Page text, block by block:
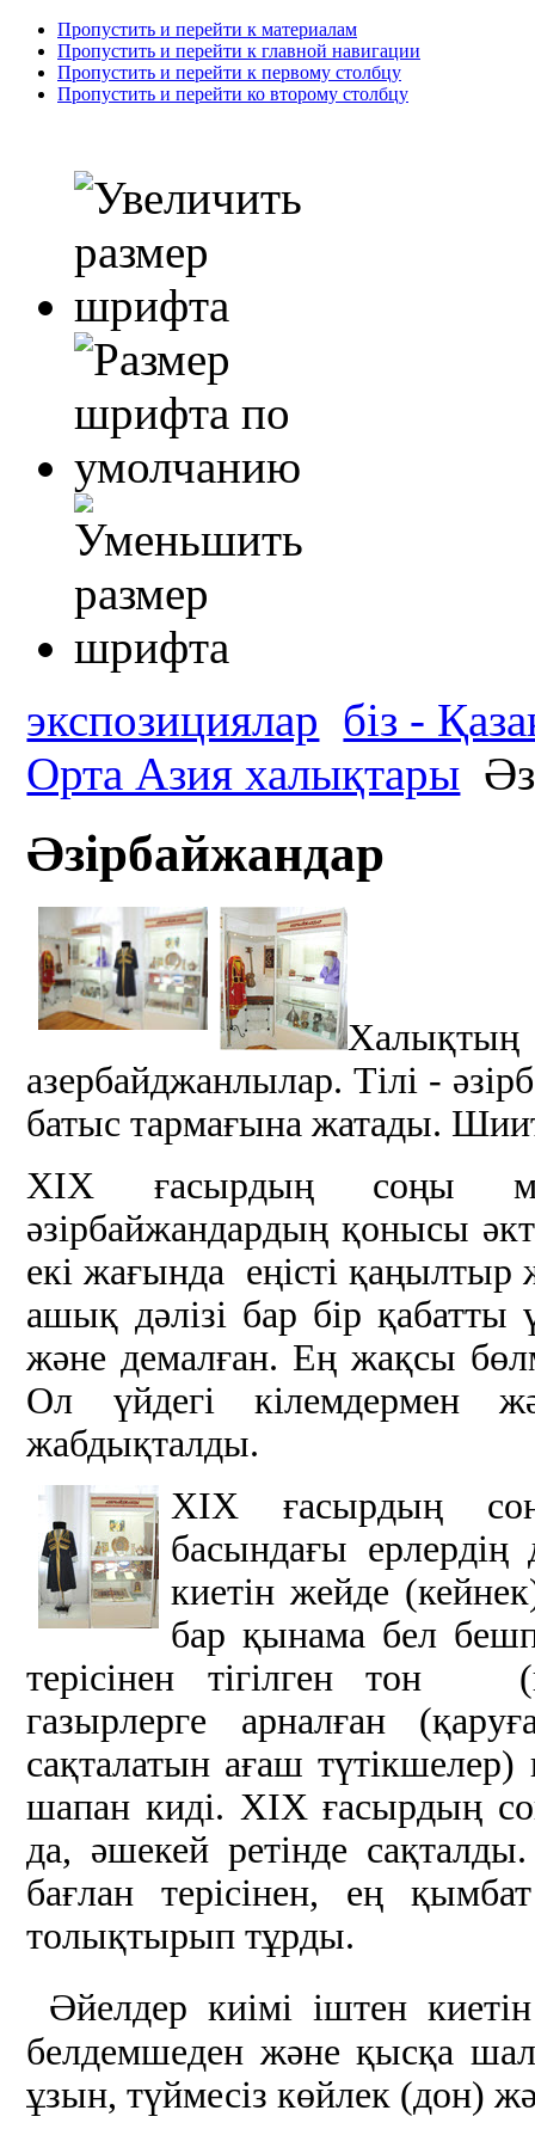
Пропустить и перейти к материалам
Пропустить и перейти к главной навигации
Пропустить и перейти к первому столбцу
Пропустить и перейти ко второму столбцу
экспозициялар біз -
Орта Азия халықтары
Әзірбайжандар
азербайджанлылар. Тілі -
батыс тармағына жатады.
ХIХ ғасырдың соңы
әзірбайжандардың қонысы
екі жағында еңісті
ашық дәлізі бар бір қабатты
және демалған. Ең жақсы
Ол үйдегі кілемдермен
жабдықталды.
ХIХ ғасырдың
басындағы ерлердің
киетін жейде
бар қынама бел
терісінен тігілген тон
газырлерге арналған
сақталатын ағаш
шапан киді. ХIХ ғасырдың
да, әшекей ретінде
бағлан терісінен, ең
толықтырып тұрды.
Әйелдер киімі іштен
белдемшеден және қысқа
ұзын, түймесіз көйлек (дон)